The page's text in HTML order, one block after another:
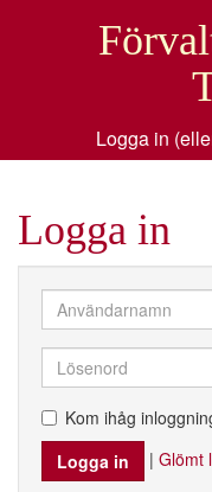
Logga in
Logga in
Kom ihåg
| Glömt